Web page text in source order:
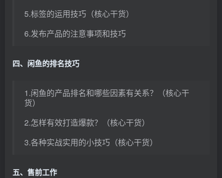
5.标签的运用技巧（核心干货）
6.发布产品的注意事项和技巧
四、闲鱼的排名技巧
1.闲鱼的产品排名和哪些因素有关系？（核心干
货）
2.怎样有效打造爆款？（核心干货）
3.各种实战实用的小技巧（核心干货）
五、售前工作